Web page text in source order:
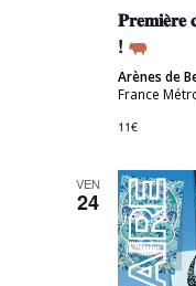
𝐏𝐫𝐞𝐦𝐢𝐞̀𝐫𝐞
!
Arènes de
France
11€
VEN
24